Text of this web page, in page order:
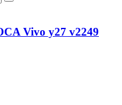
Vivo y27 v2249